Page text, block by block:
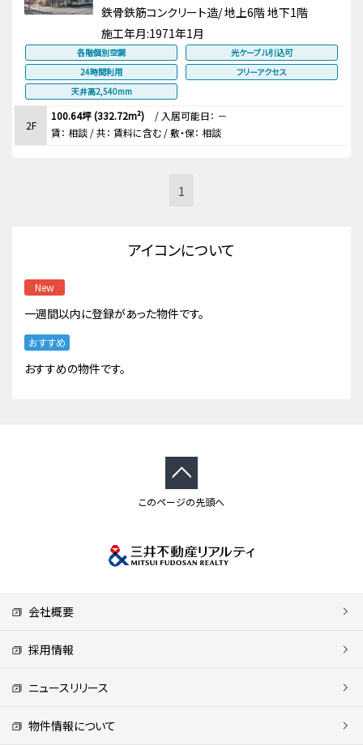
鉄骨鉄筋コンクリート造/ 地上6階 地下1階
施工年月:1971年1月
各階個別空調
光ケーブル引込可
24時間利用
フリーアクセス
天井高2,540mm
2F
100.64坪 (332.72m²) / 入居可能日： －
賃： 相談 / 共： 賃料に含む / 敷・保： 相談
1
アイコンについて
New
一週間以内に登録があった物件です。
おすすめ
おすすめの物件です。
このページの先頭へ
会社概要
採用情報
ニュースリリース
物件情報について